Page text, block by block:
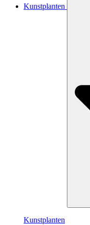
Kunstplanten
Kunstplanten